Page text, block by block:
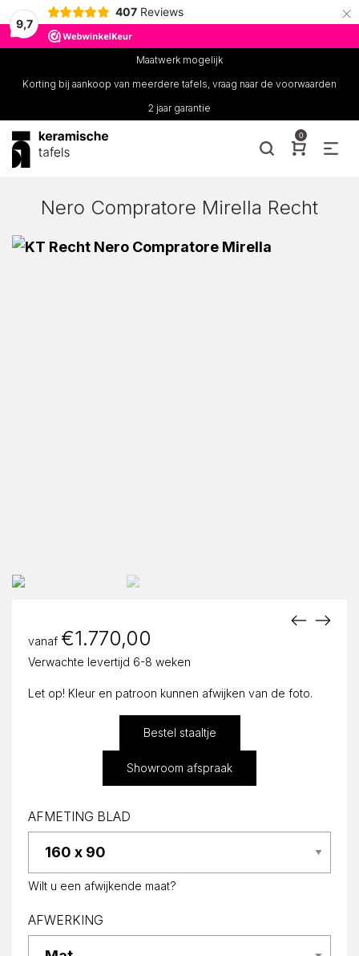
9,7
407 Reviews ×
Maatwerk mogelijk
Korting bij aankoop van meerdere tafels, vraag naar de voorwaarden
2 jaar garantie
0
Nero Compratore Mirella Recht
vanaf €1.770,00
Verwachte levertijd 6-8 weken
Let op! Kleur en patroon kunnen afwijken van de foto.
Bestel staaltje
Showroom afspraak
AFMETING BLAD
Wilt u een afwijkende maat?
AFWERKING